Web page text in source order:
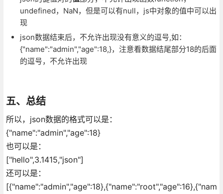
undefined，NaN，但是可以有null，js中对象的值中可以出
现
json数据结束后，不允许出现没有意义的逗号,如：
{"name":"admin","age":18,}，注意看数据结尾部分18的后面
的逗号，不允许出现
五、总结
所以，json数据的格式可以是：
{"name":"admin","age":18}
也可以是：
["hello",3.1415,"json"]
还可以是：
[{"name":"admin","age":18},{"name":"root","age":16},{"nam